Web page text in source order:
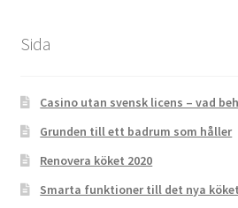
Sida
Casino utan svensk licens – vad
Grunden till ett badrum som håller
Renovera köket 2020
Smarta funktioner till det nya köket